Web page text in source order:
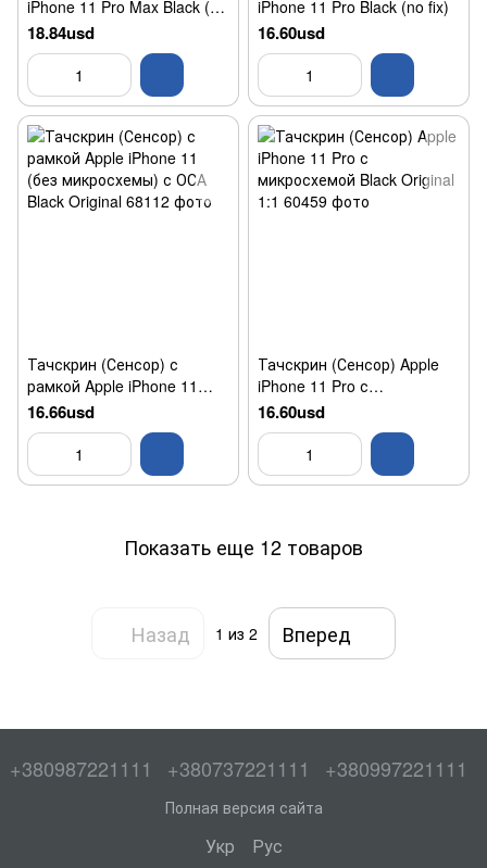
iPhone 11 Pro Max Black (no
fix)
18.84usd
iPhone 11 Pro Black (no fix)
16.60usd
Тачскрин (Сенсор) с
рамкой Apple iPhone 11
(без микросхемы) с ОСА
Black Original
16.66usd
Тачскрин (Сенсор) Apple
iPhone 11 Pro с
микросхемой Black Original
1:1
16.60usd
Показать еще 12 товаров
Назад 1 из 2 Вперед
+380987221111 +380737221111 +380997221111
Полная версия сайта
Укр Рус